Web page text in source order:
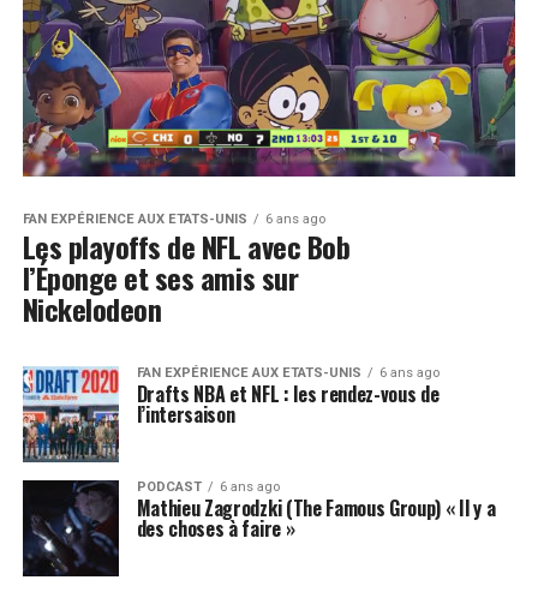
FAN EXPÉRIENCE AUX ETATS-UNIS 6 ans ago
Les playoffs de NFL avec Bob
l’Éponge et ses amis sur
Nickelodeon
FAN EXPÉRIENCE AUX ETATS-UNIS 6 ans ago
Drafts NBA et NFL : les rendez-vous de
l’intersaison
PODCAST 6 ans ago
Mathieu Zagrodzki (The Famous Group) « Il y a
des choses à faire »